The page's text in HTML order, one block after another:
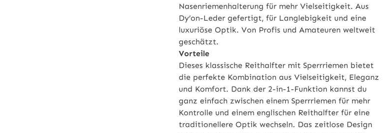
Nasenriemenhalterung für mehr Vielseitigkeit. Aus
Dy’on-Leder gefertigt, für Langlebigkeit und eine
luxuriöse Optik. Von Profis und Amateuren weltweit
geschätzt.
Vorteile
Dieses klassische Reithalfter mit Sperrriemen bietet
die perfekte Kombination aus Vielseitigkeit, Eleganz
und Komfort. Dank der 2-in-1-Funktion kannst du
ganz einfach zwischen einem Sperrriemen für mehr
Kontrolle und einem englischen Reithalfter für eine
traditionellere Optik wechseln. Das zeitlose Design